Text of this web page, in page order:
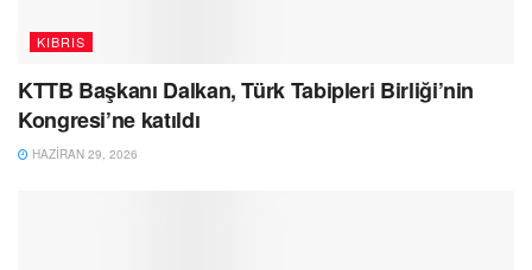
KIBRIS
KTTB Başkanı Dalkan, Türk Tabipleri Birliği’nin
Kongresi’ne katıldı
HAZIRAN 29, 2026